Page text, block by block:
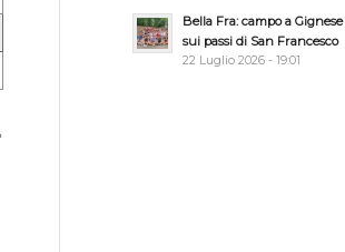
Bella Fra: campo a Gignese
sui passi di San Francesco
22 Luglio 2026 - 19:01